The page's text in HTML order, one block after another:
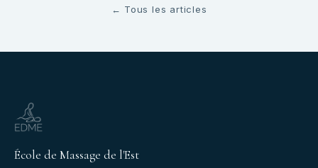
← Tous les articles
École de Massage de l'Est